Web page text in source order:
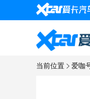
当前位置 爱咖